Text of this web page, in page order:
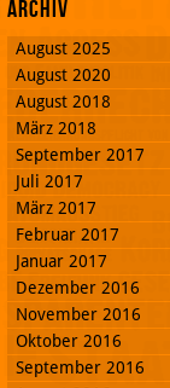
Archiv
August 2025
August 2020
August 2018
März 2018
September 2017
Juli 2017
März 2017
Februar 2017
Januar 2017
Dezember 2016
November 2016
Oktober 2016
September 2016